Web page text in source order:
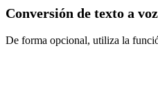
Conversión de texto a voz
De forma opcional, utiliza la